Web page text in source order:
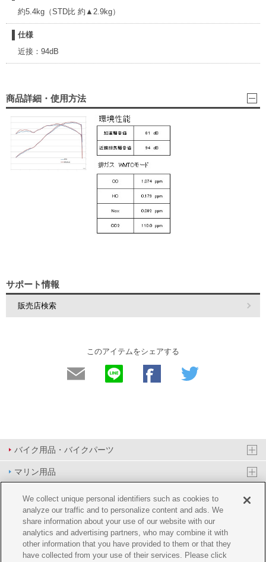
約5.4kg（STD比 約▲2.9kg）
仕様
近接：94dB
商品詳細・使用方法
サポート情報
販売店検索
このアイテムをシェアする
バイク用品・バイクパーツ
マリン用品
PAS/YPJ用品
その他用品
イベント&エンターテイメント
オンラインショップ
We collect unique personal identifiers such as cookies to
analyze our traffic and to personalize content and ads. We
share information about your use of our website with our
analytics and advertising partners, who may combine it with
other information that you have provided to them or that they
have collected from your use of their services. Please click